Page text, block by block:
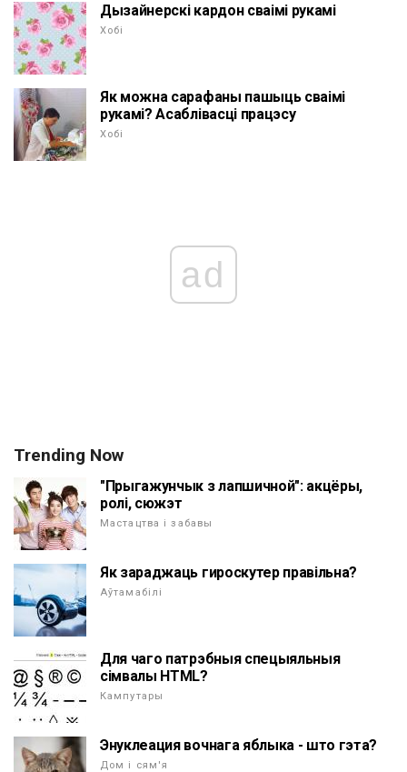
Дызайнерскі кардон сваімі рукамі
Хобі
Як можна сарафаны пашыць сваімі
рукамі? Асаблівасці працэсу
Хобі
ad
Trending Now
"Прыгажунчык з лапшичной": акцёры,
ролі, сюжэт
Мастацтва і забавы
Як зараджаць гироскутер правільна?
Аўтамабілі
Для чаго патрэбныя спецыяльныя
сімвалы HTML?
Кампутары
Энуклеация вочнага яблыка - што гэта?
Дом і сям'я